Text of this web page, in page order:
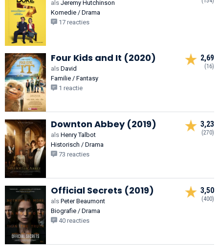
als Jeremy Hutchinson
Komedie / Drama
17 reacties
Four Kids and It (2020)
als David
Familie / Fantasy
1 reactie
2,69
(16)
Downton Abbey (2019)
als Henry Talbot
Historisch / Drama
73 reacties
3,23
(270)
Official Secrets (2019)
als Peter Beaumont
Biografie / Drama
40 reacties
3,50
(400)